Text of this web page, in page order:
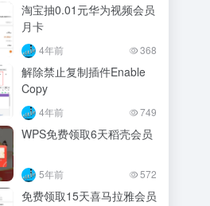
淘宝抽0.01元华为视频会员
月卡
4年前 368
解除禁止复制插件Enable
Copy
4年前 749
WPS免费领取6天稻壳会员
5年前 572
免费领取15天喜马拉雅会员